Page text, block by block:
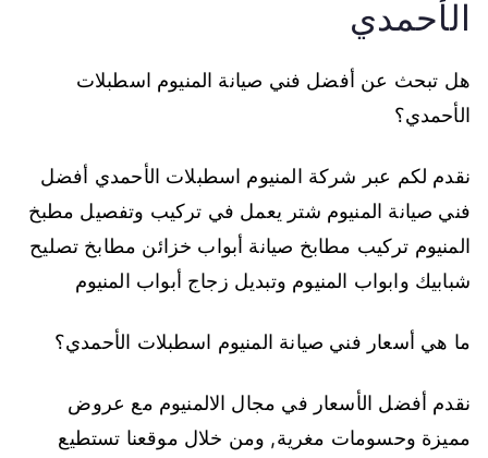
الأحمدي
هل تبحث عن أفضل فني صيانة المنيوم اسطبلات
الأحمدي؟
نقدم لكم عبر شركة المنيوم اسطبلات الأحمدي أفضل
فني صيانة المنيوم شتر يعمل في تركيب وتفصيل مطبخ
المنيوم تركيب مطابخ صيانة أبواب خزائن مطابخ تصليح
شبابيك وابواب المنيوم وتبديل زجاج أبواب المنيوم
ما هي أسعار فني صيانة المنيوم اسطبلات الأحمدي؟
نقدم أفضل الأسعار في مجال الالمنيوم مع عروض
مميزة وحسومات مغرية, ومن خلال موقعنا تستطيع